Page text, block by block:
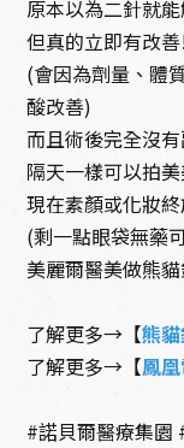
整形微
原本以為二針就
但真的立即有改
(會因為劑量、體
酸改善)
而且術後完全沒
隔天一樣可以拍
現在素顏或化妝
(剩一點眼袋無藥
美麗爾醫美做熊貓
了解更多→【熊
了解更多→【鳳
#諾貝爾醫療集園